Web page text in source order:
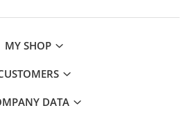
MY SHOP
DATA